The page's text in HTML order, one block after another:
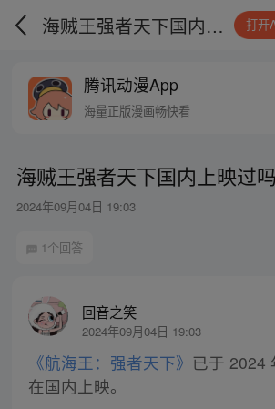
海贼王强者天下国内上映过吗 打开
腾讯动漫App
海量正版漫画畅快看
海贼王强者天下国内上映过吗
2024年09月04日 19:03
1个回答
回音之笑
2024年09月04日 19:03
《航海王：强者天下》 已于 2024
在国内上映。